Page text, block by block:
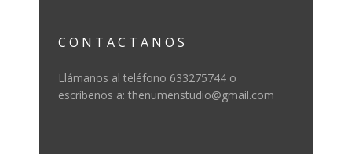
CONTACTANOS
Llámanos al teléfono 633275744 o
escríbenos a: thenumenstudio@gmail.com